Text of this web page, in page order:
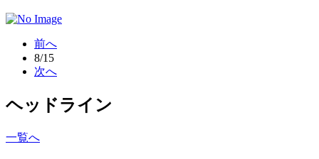
前へ
8/15
次へ
ヘッドライン
一覧へ